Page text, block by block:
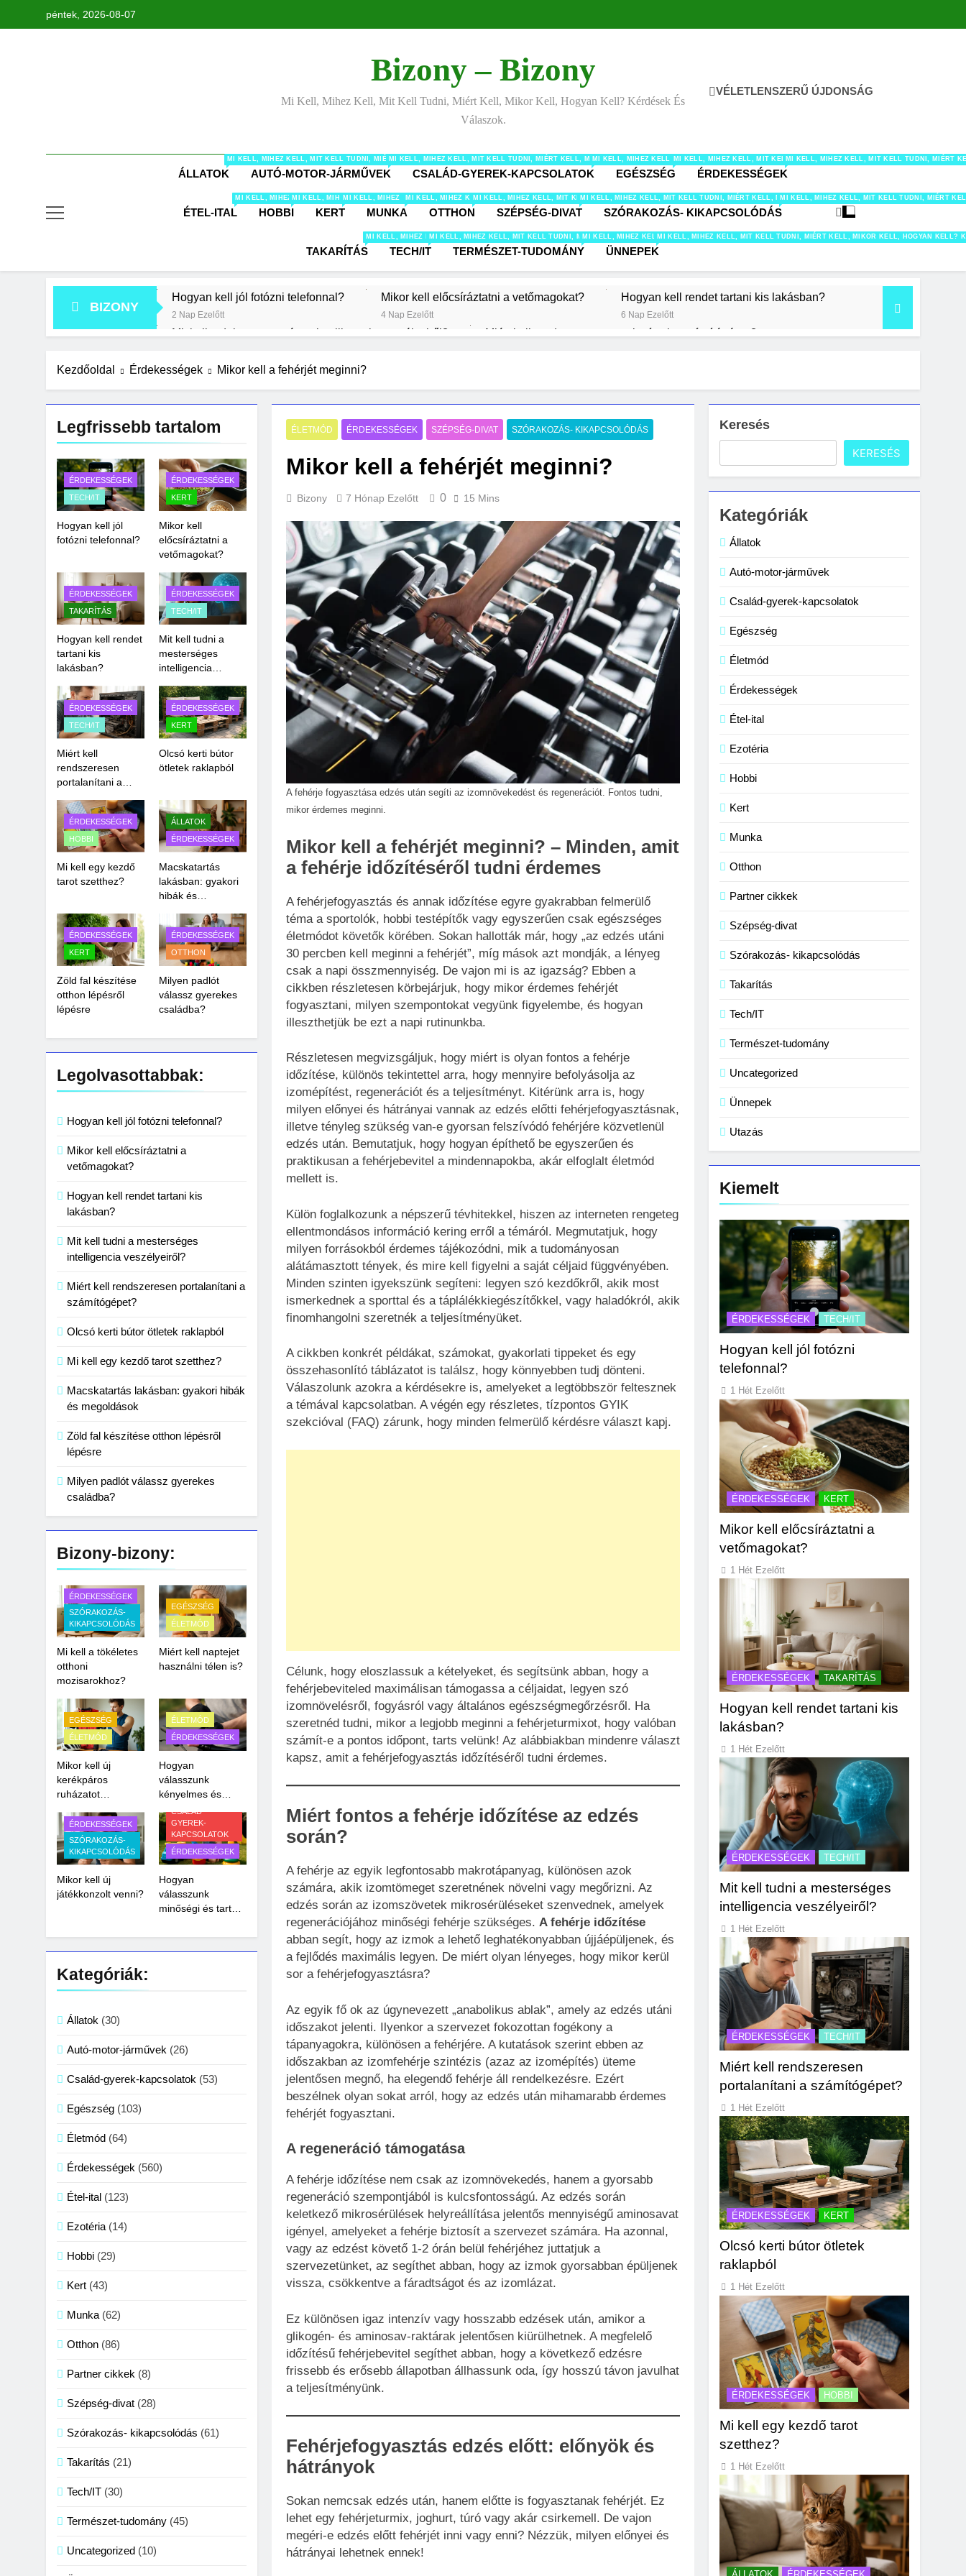
péntek, 2026-08-07
Bizony – Bizony
Mi Kell, Mihez Kell, Mit Kell Tudni, Miért Kell, Mikor Kell, Hogyan Kell? Kérdések És
Válaszok.
VÉLETLENSZERŰ ÚJDONSÁG
ÁLLATOK
MI KELL, MIHEZ KELL, MIT KELL TUDNI, MIÉRT KELL, MIKOR KELL, HOGYAN KELL? KÉRDÉSEK ÉS VÁLASZOK ÁLLATOK TÉMÁBAN.
AUTÓ-MOTOR-JÁRMŰVEK
MI KELL, MIHEZ KELL, MIT KELL TUDNI, MIÉRT KELL, MIKOR KELL, HOGYAN KELL? KÉRDÉSEK ÉS VÁLASZOK AUTÓ-MOTOR-JÁRMŰVEK TÉMAKÖRBEN.
CSALÁD-GYEREK-KAPCSOLATOK
MI KELL, MIHEZ KELL, MIT KELL TUDNI, MIÉRT KELL, MIKOR KELL, HOGYAN KELL? KÉRDÉSEK ÉS
EGÉSZSÉG
MI KELL, MIHEZ KELL, MIT KELL TUDNI, MIÉRT KELL, MIKOR KELL, HOGYAN
ÉRDEKESSÉGEK
MI KELL, MIHEZ KELL, MIT KELL TUDNI, MIÉRT
ÉTEL-ITAL
MI KELL, MIHEZ KELL, MIT KELL TUDNI, MIÉRT KELL, MIKOR KELL, HOGYAN KELL? KÉRDÉSEK ÉS VÁLASZOK ÉTEL-ITAL TÉMAKÖRBEN.
HOBBI
MI KELL, MIHEZ KELL, MIT KELL TUDNI, MIÉRT KELL, MIKOR KELL, HOGYAN KELL? KÉRDÉSEK ÉS VÁLASZOK HOBBI TÉMÁBAN.
KERT
MI KELL, MIHEZ KELL, MIT KELL TUDNI, MIÉRT KELL, MIKOR KELL, HOGYAN KELL? KÉRDÉSEK ÉS VÁLASZOK KERT TÉMAKÖRBEN.
MUNKA
MI KELL, MIHEZ KELL, MIT KELL TUDNI, MIÉRT KELL, MIKOR KELL, HOGYAN KELL? KÉRDÉSEK ÉS VÁLASZOK MUNKA-KARRIER TÉMAKÖRBEN.
OTTHON
MI KELL, MIHEZ KELL, MIT KELL TUDNI, MIÉRT KELL, MIKOR KELL, HOGYAN KELL? KÉRDÉSEK ÉS VÁLASZOK OTTHON TÉMAKÖRBEN.
SZÉPSÉG-DIVAT
MI KELL, MIHEZ KELL, MIT KELL TUDNI, MIÉRT KELL, MIKOR KELL, HOGYAN KELL? KÉRDÉSEK ÉS
SZÓRAKOZÁS- KIKAPCSOLÓDÁS
MI KELL, MIHEZ KELL, MIT KELL TUDNI, MIÉRT
TAKARÍTÁS
MI KELL, MIHEZ KELL, MIT KELL TUDNI, MIÉRT KELL, MIKOR KELL, HOGYAN KELL? KÉRDÉSEK ÉS VÁLASZOK TAKARÍTÁS TÉMAKÖRBEN.
TECH/IT
MI KELL, MIHEZ KELL, MIT KELL TUDNI, MIÉRT KELL, MIKOR KELL, HOGYAN KELL? KÉRDÉSEK ÉS VÁLASZOK TECH/IT TÉMÁBAN.
TERMÉSZET-TUDOMÁNY
MI KELL, MIHEZ KELL, MIT KELL TUDNI, MIÉRT KELL, MIKOR KELL, HOGYAN KELL? KÉRDÉSEK ÉS
ÜNNEPEK
MI KELL, MIHEZ KELL, MIT KELL TUDNI, MIÉRT KELL, MIKOR KELL, HOGYAN KELL?
BIZONY
Hogyan kell jól fotózni telefonnal?
2 Nap Ezelőtt
Mikor kell előcsíráztatni a vetőmagokat?
4 Nap Ezelőtt
Hogyan kell rendet tartani kis lakásban?
6 Nap Ezelőtt
Mit kell tudni a mesterséges intelligencia veszélyeiről? Miért kell rendszeresen portalanítani a számítógépet?
Olcsó kerti bútor ötletek raklapból
Zöld fal készítése otthon lépésről lépésre
3 Hét Ezelőtt
Milyen padlót válassz gyerekes családba?
3 Hét Ezelőtt
Kezdőoldal Érdekességek Mikor kell a fehérjét meginni?
Legfrissebb tartalom
ÉRDEKESSÉGEK
TECH/IT
Hogyan kell jól
fotózni telefonnal?
ÉRDEKESSÉGEK
KERT
Mikor kell
előcsíráztatni a
vetőmagokat?
ÉRDEKESSÉGEK
TAKARÍTÁS
Hogyan kell rendet
tartani kis
lakásban?
ÉRDEKESSÉGEK
TECH/IT
Mit kell tudni a
mesterséges
intelligencia
ÉRDEKESSÉGEK
TECH/IT
Miért kell
rendszeresen
portalanítani a
ÉRDEKESSÉGEK
KERT
Olcsó kerti bútor
ötletek raklapból
ÉRDEKESSÉGEK
HOBBI
Mi kell egy kezdő
tarot szetthez?
ÁLLATOK
ÉRDEKESSÉGEK
Macskatartás
lakásban: gyakori
hibák és
ÉRDEKESSÉGEK
KERT
Zöld fal készítése
otthon lépésről
lépésre
ÉRDEKESSÉGEK
OTTHON
Milyen padlót
válassz gyerekes
családba?
Legolvasottabbak:
Hogyan kell jól fotózni telefonnal?
Mikor kell előcsíráztatni a
vetőmagokat?
Hogyan kell rendet tartani kis
lakásban?
Mit kell tudni a mesterséges
intelligencia veszélyeiről?
Miért kell rendszeresen portalanítani a
számítógépet?
Olcsó kerti bútor ötletek raklapból
Mi kell egy kezdő tarot szetthez?
Macskatartás lakásban: gyakori hibák
és megoldások
Zöld fal készítése otthon lépésről
lépésre
Milyen padlót válassz gyerekes
családba?
Bizony-bizony:
ÉRDEKESSÉGEK
SZÓRAKOZÁS-
KIKAPCSOLÓDÁS
Mi kell a tökéletes
otthoni
mozisarokhoz?
EGÉSZSÉG
ÉLETMÓD
Miért kell naptejet
használni télen is?
EGÉSZSÉG
ÉLETMÓD
Mikor kell új
kerékpáros
ruházatot
ÉLETMÓD
ÉRDEKESSÉGEK
Hogyan
válasszunk
kényelmes és
kesztyűt?
ÉRDEKESSÉGEK
SZÓRAKOZÁS-
KIKAPCSOLÓDÁS
Mikor kell új
játékkonzolt venni?
CSALÁD-
GYEREK-
KAPCSOLATOK
ÉRDEKESSÉGEK
Hogyan
válasszunk
minőségi és tartós
gyerekeknek?
Kategóriák:
Állatok (30)
Autó-motor-járművek (26)
Család-gyerek-kapcsolatok (53)
Egészség (103)
Életmód (64)
Érdekességek (560)
Étel-ital (123)
Ezotéria (14)
Hobbi (29)
Kert (43)
Munka (62)
Otthon (86)
Partner cikkek (8)
Szépség-divat (28)
Szórakozás- kikapcsolódás (61)
Takarítás (21)
Tech/IT (30)
Természet-tudomány (45)
Uncategorized (10)
ÉLETMÓD ÉRDEKESSÉGEK SZÉPSÉG-DIVAT SZÓRAKOZÁS- KIKAPCSOLÓDÁS
Mikor kell a fehérjét meginni?
Bizony 7 Hónap Ezelőtt 0 15 Mins
A fehérje fogyasztása edzés után segíti az izomnövekedést és regenerációt. Fontos tudni,
mikor érdemes meginni.
Mikor kell a fehérjét meginni? – Minden, amit
a fehérje időzítéséről tudni érdemes
A fehérjefogyasztás és annak időzítése egyre gyakrabban felmerülő
téma a sportolók, hobbi testépítők vagy egyszerűen csak egészséges
életmódot követők körében. Sokan hallották már, hogy „az edzés utáni
30 percben kell meginni a fehérjét”, míg mások azt mondják, a lényeg
csak a napi összmennyiség. De vajon mi is az igazság? Ebben a
cikkben részletesen körbejárjuk, hogy mikor érdemes fehérjét
fogyasztani, milyen szempontokat vegyünk figyelembe, és hogyan
illeszthetjük be ezt a napi rutinunkba.
Részletesen megvizsgáljuk, hogy miért is olyan fontos a fehérje
időzítése, különös tekintettel arra, hogy mennyire befolyásolja az
izomépítést, regenerációt és a teljesítményt. Kitérünk arra is, hogy
milyen előnyei és hátrányai vannak az edzés előtti fehérjefogyasztásnak,
illetve tényleg szükség van-e gyorsan felszívódó fehérjére közvetlenül
edzés után. Bemutatjuk, hogy hogyan építhető be egyszerűen és
praktikusan a fehérjebevitel a mindennapokba, akár elfoglalt életmód
mellett is.
Külön foglalkozunk a népszerű tévhitekkel, hiszen az interneten rengeteg
ellentmondásos információ kering erről a témáról. Megmutatjuk, hogy
milyen forrásokból érdemes tájékozódni, mik a tudományosan
alátámasztott tények, és mire kell figyelni a saját céljaid függvényében.
Minden szinten igyekszünk segíteni: legyen szó kezdőkről, akik most
ismerkednek a sporttal és a táplálékkiegészítőkkel, vagy haladókról, akik
finomhangolni szeretnék a teljesítményüket.
A cikkben konkrét példákat, számokat, gyakorlati tippeket és egy
összehasonlító táblázatot is találsz, hogy könnyebben tudj dönteni.
Válaszolunk azokra a kérdésekre is, amelyeket a legtöbbször feltesznek
a témával kapcsolatban. A végén egy részletes, tízpontos GYIK
szekcióval (FAQ) zárunk, hogy minden felmerülő kérdésre választ kapj.
Célunk, hogy eloszlassuk a kételyeket, és segítsünk abban, hogy a
fehérjebeviteled maximálisan támogassa a céljaidat, legyen szó
izomnövelésről, fogyásról vagy általános egészségmegőrzésről. Ha
szeretnéd tudni, mikor a legjobb meginni a fehérjeturmixot, hogy valóban
számít-e a pontos időpont, tarts velünk! Az alábbiakban mindenre választ
kapsz, amit a fehérjefogyasztás időzítéséről tudni érdemes.
Miért fontos a fehérje időzítése az edzés
során?
A fehérje az egyik legfontosabb makrotápanyag, különösen azok
számára, akik izomtömeget szeretnének növelni vagy megőrizni. Az
edzés során az izomszövetek mikrosérüléseket szenvednek, amelyek
regenerációjához minőségi fehérje szükséges. A fehérje időzítése
abban segít, hogy az izmok a lehető leghatékonyabban újjáépüljenek, és
a fejlődés maximális legyen. De miért olyan lényeges, hogy mikor kerül
sor a fehérjefogyasztásra?
Az egyik fő ok az úgynevezett „anabolikus ablak”, amely az edzés utáni
időszakot jelenti. Ilyenkor a szervezet fokozottan fogékony a
tápanyagokra, különösen a fehérjére. A kutatások szerint ebben az
időszakban az izomfehérje szintézis (azaz az izomépítés) üteme
jelentősen megnő, ha elegendő fehérje áll rendelkezésre. Ezért
beszélnek olyan sokat arról, hogy az edzés után mihamarabb érdemes
fehérjét fogyasztani.
A regeneráció támogatása
A fehérje időzítése nem csak az izomnövekedés, hanem a gyorsabb
regeneráció szempontjából is kulcsfontosságú. Az edzés során
keletkező mikrosérülések helyreállítása jelentős mennyiségű aminosavat
igényel, amelyeket a fehérje biztosít a szervezet számára. Ha azonnal,
vagy az edzést követő 1-2 órán belül fehérjéhez juttatjuk a
szervezetünket, az segíthet abban, hogy az izmok gyorsabban épüljenek
vissza, csökkentve a fáradtságot és az izomlázat.
Ez különösen igaz intenzív vagy hosszabb edzések után, amikor a
glikogén- és aminosav-raktárak jelentősen kiürülhetnek. A megfelelő
időzítésű fehérjebevitel segíthet abban, hogy a következő edzésre
frissebb és erősebb állapotban állhassunk oda, így hosszú távon javulhat
a teljesítményünk.
Fehérjefogyasztás edzés előtt: előnyök és
hátrányok
Sokan nemcsak edzés után, hanem előtte is fogyasztanak fehérjét. Ez
lehet egy fehérjeturmix, joghurt, túró vagy akár csirkemell. De vajon
megéri-e edzés előtt fehérjét inni vagy enni? Nézzük, milyen előnyei és
hátrányai lehetnek ennek!
Keresés
KERESÉS
Kategóriák
Állatok
Autó-motor-járművek
Család-gyerek-kapcsolatok
Egészség
Életmód
Érdekességek
Étel-ital
Ezotéria
Hobbi
Kert
Munka
Otthon
Partner cikkek
Szépség-divat
Szórakozás- kikapcsolódás
Takarítás
Tech/IT
Természet-tudomány
Uncategorized
Ünnepek
Utazás
Kiemelt
ÉRDEKESSÉGEK TECH/IT
Hogyan kell jól fotózni
telefonnal?
1 Hét Ezelőtt
ÉRDEKESSÉGEK KERT
Mikor kell előcsíráztatni a
vetőmagokat?
1 Hét Ezelőtt
ÉRDEKESSÉGEK TAKARÍTÁS
Hogyan kell rendet tartani kis
lakásban?
1 Hét Ezelőtt
ÉRDEKESSÉGEK TECH/IT
Mit kell tudni a mesterséges
intelligencia veszélyeiről?
1 Hét Ezelőtt
ÉRDEKESSÉGEK TECH/IT
Miért kell rendszeresen
portalanítani a számítógépet?
1 Hét Ezelőtt
ÉRDEKESSÉGEK KERT
Olcsó kerti bútor ötletek
raklapból
1 Hét Ezelőtt
ÉRDEKESSÉGEK HOBBI
Mi kell egy kezdő tarot
szetthez?
1 Hét Ezelőtt